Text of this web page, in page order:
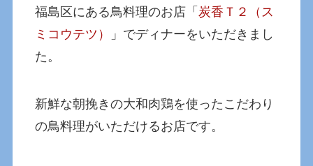
福島区にある鳥料理のお店「炭香Ｔ２（ス
ミコウテツ）
」でディナーをいただきまし
た。
新鮮な朝挽きの大和肉鶏を使ったこだわり
の鳥料理がいただけるお店です。